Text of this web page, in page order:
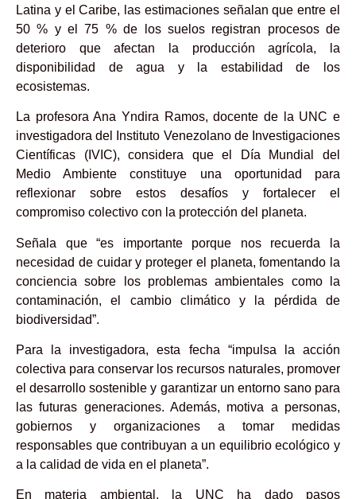
Latina y el Caribe, las estimaciones señalan que entre el
50 % y el 75 % de los suelos registran procesos de
deterioro que afectan la producción agrícola, la
disponibilidad de agua y la estabilidad de los
ecosistemas.
La profesora Ana Yndira Ramos, docente de la UNC e
investigadora del Instituto Venezolano de Investigaciones
Científicas (IVIC), considera que el Día Mundial del
Medio Ambiente constituye una oportunidad para
reflexionar sobre estos desafíos y fortalecer el
compromiso colectivo con la protección del planeta.
Señala que “es importante porque nos recuerda la
necesidad de cuidar y proteger el planeta, fomentando la
conciencia sobre los problemas ambientales como la
contaminación, el cambio climático y la pérdida de
biodiversidad”.
Para la investigadora, esta fecha “impulsa la acción
colectiva para conservar los recursos naturales, promover
el desarrollo sostenible y garantizar un entorno sano para
las futuras generaciones. Además, motiva a personas,
gobiernos y organizaciones a tomar medidas
responsables que contribuyan a un equilibrio ecológico y
a la calidad de vida en el planeta”.
En materia ambiental, la UNC ha dado pasos